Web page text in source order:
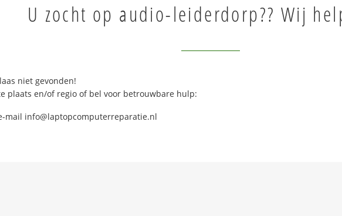
U zocht op audio-leiderdorp?? Wij
niet gevonden!
plaats en/of regio of bel voor betrouwbare hulp:
mail info@laptopcomputerreparatie.nl